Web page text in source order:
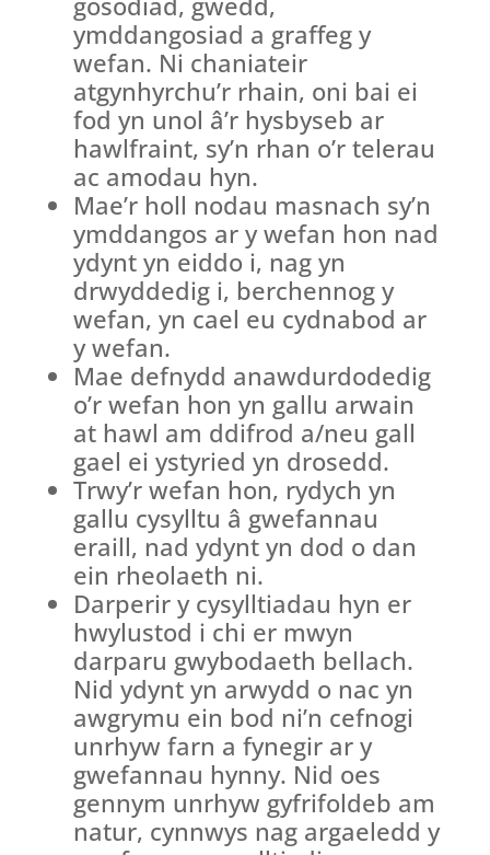
ymddangosiad a graffeg y
wefan. Ni chaniateir
atgynhyrchu’r rhain, oni bai ei
fod yn unol â’r hysbyseb ar
hawlfraint, sy’n rhan o’r telerau
ac amodau hyn.
Mae’r holl nodau masnach sy’n
ymddangos ar y wefan hon nad
ydynt yn eiddo i, nag yn
drwyddedig i, berchennog y
wefan, yn cael eu cydnabod ar
y wefan.
Mae defnydd anawdurdodedig
o’r wefan hon yn gallu arwain
at hawl am ddifrod a/neu gall
gael ei ystyried yn drosedd.
Trwy’r wefan hon, rydych yn
gallu cysylltu â gwefannau
eraill, nad ydynt yn dod o dan
ein rheolaeth ni.
Darperir y cysylltiadau hyn er
hwylustod i chi er mwyn
darparu gwybodaeth bellach.
Nid ydynt yn arwydd o nac yn
awgrymu ein bod ni’n cefnogi
unrhyw farn a fynegir ar y
gwefannau hynny. Nid oes
gennym unrhyw gyfrifoldeb am
natur, cynnwys nag argaeledd y